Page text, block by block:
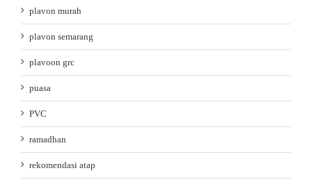
plavon murah
plavon semarang
plavoon grc
puasa
PVC
ramadhan
rekomendasi atap